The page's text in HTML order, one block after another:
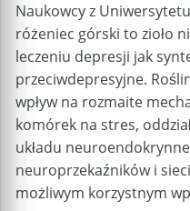
Naukowcy z
różeniec górski to zioło
leczeniu depresji jak
przeciwdepresyjne.
wpływ na rozmaite
komórek na stres,
układu
neuroprzekaźników i
możliwym korzystnym